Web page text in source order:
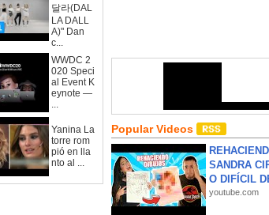
달라(DAL
LA DALL
A)" Dan
c...
WWDC 2
020 Speci
al Event K
eynote —
...
Yanina La
torre rom
pió en lla
nto al ...
Popular Videos
SANDRA
O DIFÍCIL
youtube.com